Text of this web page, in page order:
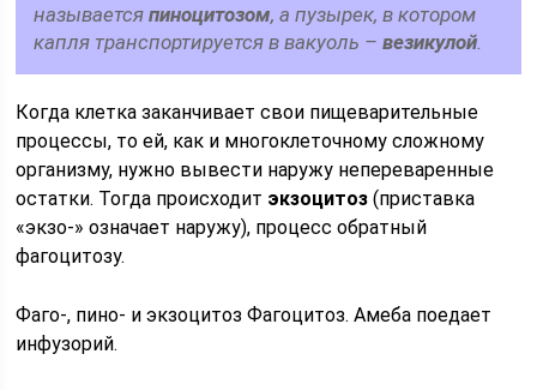
называетсяпиноцитозом, а пузырек, в котором
капля транспортируется в вакуоль –везикулой.
Когда клетка заканчивает свои пищеварительные
процессы, то ей, как и многоклеточному сложному
организму, нужно вывести наружу непереваренные
остатки. Тогда происходит экзоцитоз(приставка
«экзо-» означает наружу), процесс обратный
фагоцитозу.
Фаго-, пино- и экзоцитозФагоцитоз. Амеба поедает
инфузорий.